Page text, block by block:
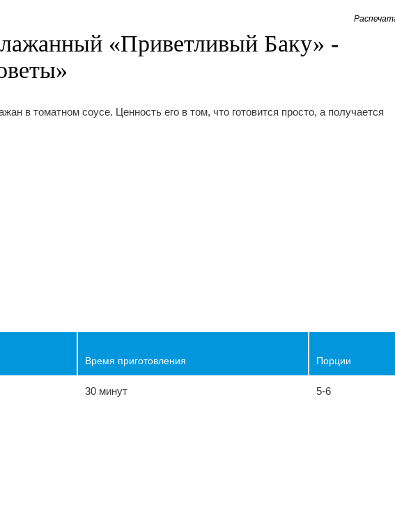
«Приветливый Баку» -
в томатном соусе. Ценность его в том, что готовится просто, а получается
Время приготовления Порции
30 минут 5-6